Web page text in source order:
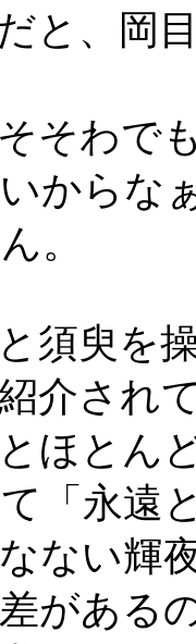
と、岡
そわで
からな
。
須臾を
介され
ほとん
「永遠
ない輝
がある